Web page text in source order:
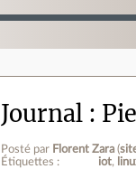
Journal
Posté par Florent Zara (
Étiquettes :
iot